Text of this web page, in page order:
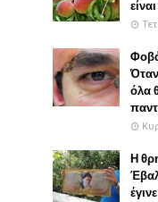
όλα
Η